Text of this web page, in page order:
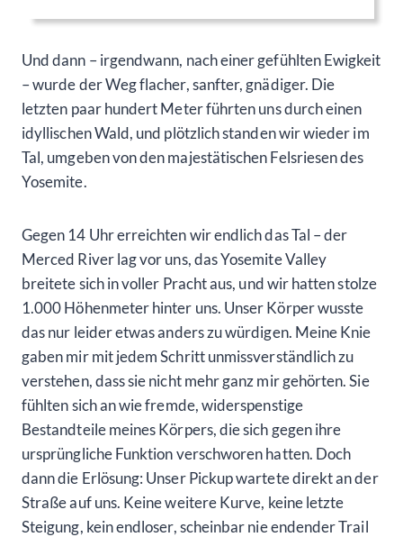
Und dann – irgendwann, nach einer gefühlten Ewigkeit
– wurde der Weg flacher, sanfter, gnädiger. Die
letzten paar hundert Meter führten uns durch einen
idyllischen Wald, und plötzlich standen wir wieder im
Tal, umgeben von den majestätischen Felsriesen des
Yosemite.
Gegen 14 Uhr erreichten wir endlich das Tal – der
Merced River lag vor uns, das Yosemite Valley
breitete sich in voller Pracht aus, und wir hatten stolze
1.000 Höhenmeter hinter uns. Unser Körper wusste
das nur leider etwas anders zu würdigen. Meine Knie
gaben mir mit jedem Schritt unmissverständlich zu
verstehen, dass sie nicht mehr ganz mir gehörten. Sie
fühlten sich an wie fremde, widerspenstige
Bestandteile meines Körpers, die sich gegen ihre
ursprüngliche Funktion verschworen hatten. Doch
dann die Erlösung: Unser Pickup wartete direkt an der
Straße auf uns. Keine weitere Kurve, keine letzte
Steigung, kein endloser, scheinbar nie endender Trail